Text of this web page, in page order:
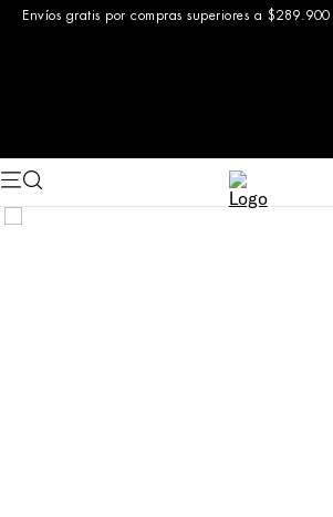
Envíos gratis por compras superiores a